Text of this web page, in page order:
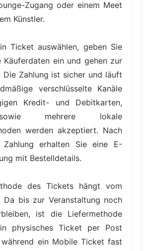
Zugang oder einem Meet
Künstler.
Ticket auswählen, geben Sie
Käuferdaten ein und gehen zur
Die Zahlung ist sicher und läuft
verschlüsselte Kanäle
Kredit- und Debitkarten,
mehrere lokale
werden akzeptiert. Nach
Zahlung erhalten Sie eine E-
mit Bestelldetails.
des Tickets hängt vom
bis zur Veranstaltung noch
ist die Liefermethode
physisches Ticket per Post
ein Mobile Ticket fast